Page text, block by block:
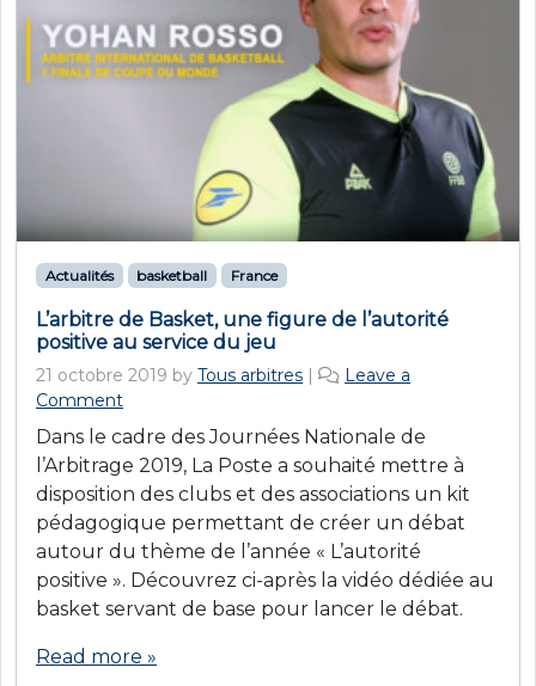
Actualités basketball France
L’arbitre de Basket, une figure de l’autorité
positive au service du jeu
21 octobre 2019 by Tous arbitres |
Leave a
Comment
Dans le cadre des Journées Nationale de
l’Arbitrage 2019, La Poste a souhaité mettre à
disposition des clubs et des associations un kit
pédagogique permettant de créer un débat
autour du thème de l’année « L’autorité
positive ». Découvrez ci-après la vidéo dédiée au
basket servant de base pour lancer le débat.
Read more »